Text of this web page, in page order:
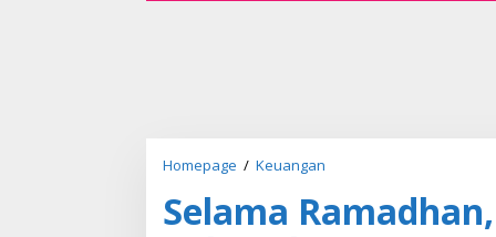
Homepage / Keuangan
l
a
Selama